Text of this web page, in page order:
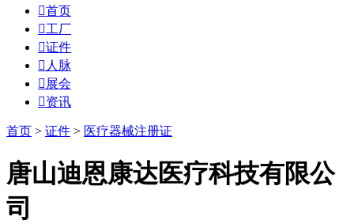
首页
工厂
证件
 人脉
 展会
资讯
首页 > 证件 > 医疗器械注册证
唐山迪恩康达医疗科技有限公
司